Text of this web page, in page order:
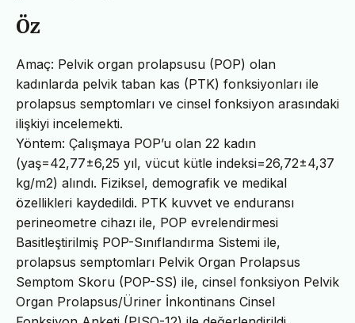
Öz
Amaç: Pelvik organ prolapsusu (POP) olan
kadınlarda pelvik taban kas (PTK) fonksiyonları ile
prolapsus semptomları ve cinsel fonksiyon arasındaki
ilişkiyi incelemekti.
Yöntem: Çalışmaya POP’u olan 22 kadın
(yaş=42,77±6,25 yıl, vücut kütle indeksi=26,72±4,37
kg/m2) alındı. Fiziksel, demografik ve medikal
özellikleri kaydedildi. PTK kuvvet ve enduransı
perineometre cihazı ile, POP evrelendirmesi
Basitleştirilmiş POP-Sınıflandırma Sistemi ile,
prolapsus semptomları Pelvik Organ Prolapsus
Semptom Skoru (POP-SS) ile, cinsel fonksiyon Pelvik
Organ Prolapsus/Üriner İnkontinans Cinsel